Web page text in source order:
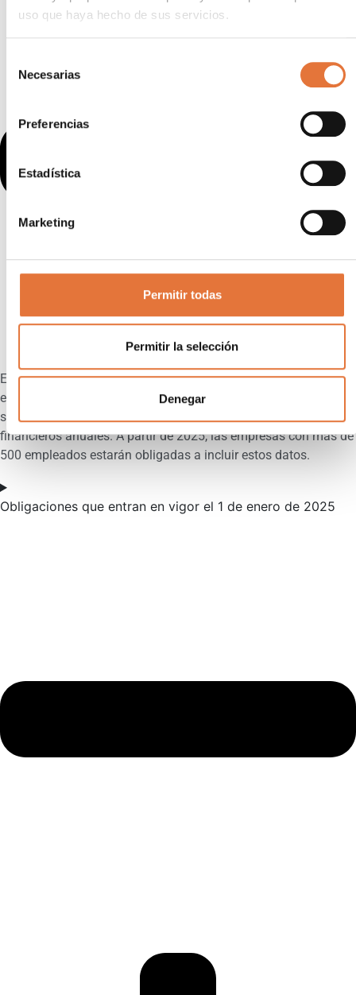
uso que haya hecho de sus servicios.
Necesarias
Preferencias
Estadística
Marketing
Permitir todas
Permitir la selección
Denegar
Entra en vigor el 5 de enero de 2023, exige que las grandes
empresas de la UE informen sobre su cumplimiento en
sostenibilidad, incluida la huella de carbono en sus informes
financieros anuales. A partir de 2025, las empresas con más de
500 empleados estarán obligadas a incluir estos datos.
Obligaciones que entran en vigor el 1 de enero de 2025